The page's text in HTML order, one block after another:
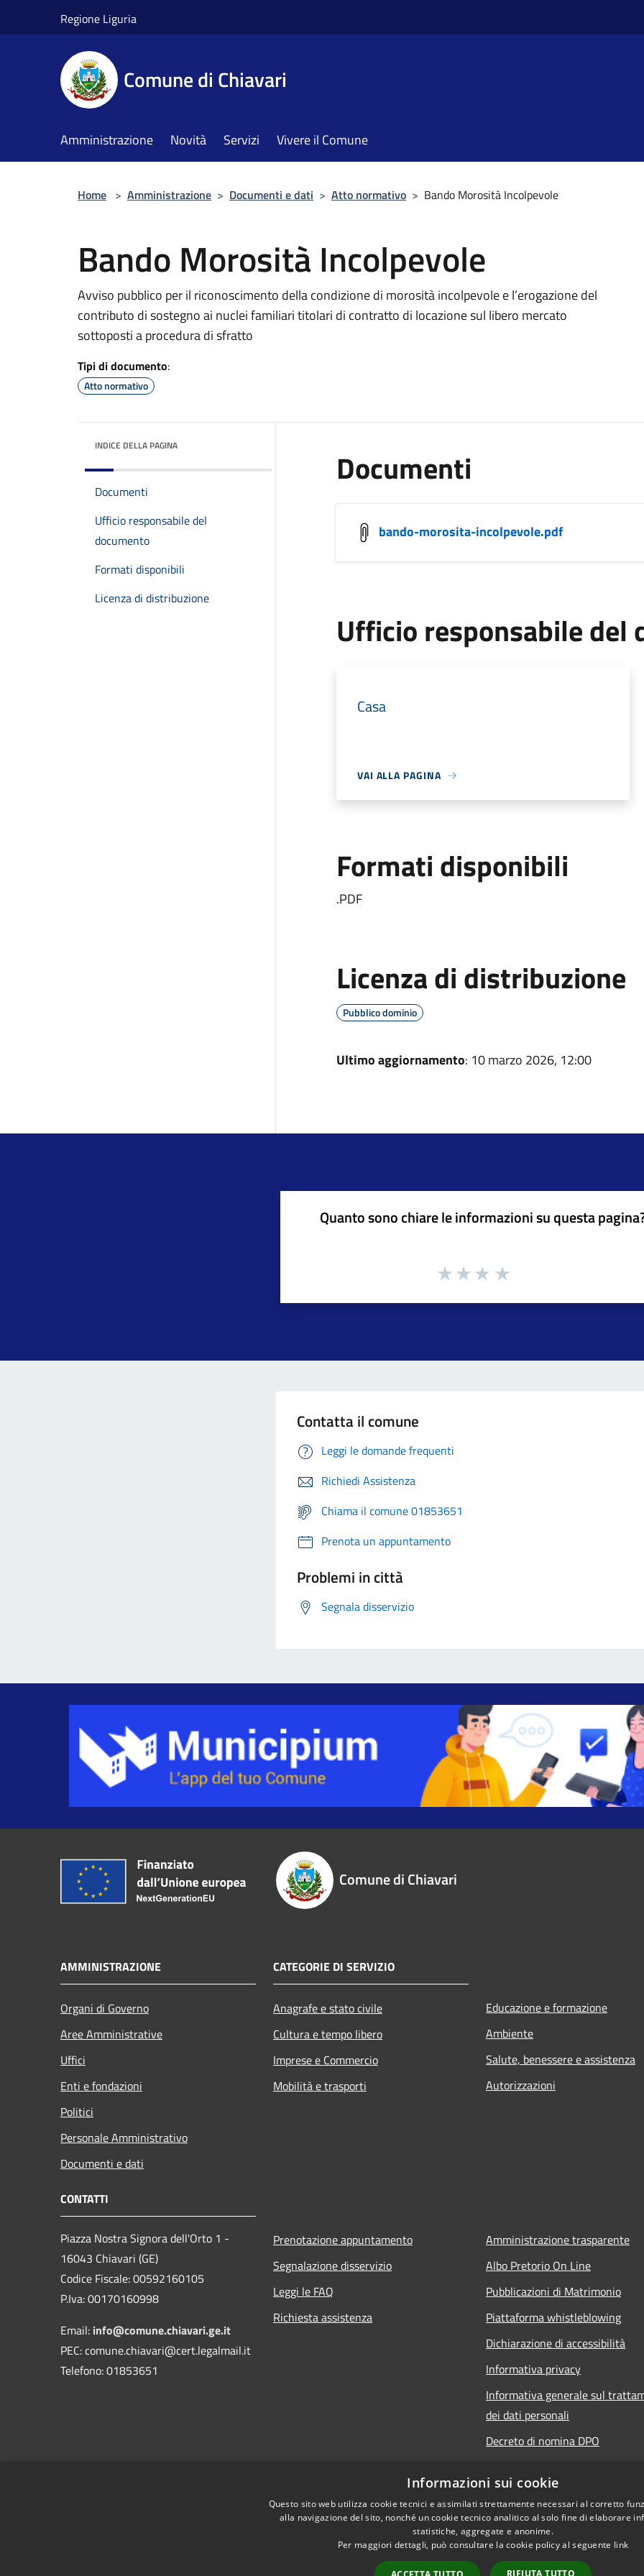
Regione Liguria
Comune di Chiavari
Amministrazione Novità Servizi Vivere il Comune
Home > Amministrazione > Documenti e dati > Atto normativo > Bando Morosità Incolpevole
Bando Morosità Incolpevole
Avviso pubblico per il riconoscimento della condizione di morosità incolpevole e l’erogazione del
contributo di sostegno ai nuclei familiari titolari di contratto di locazione sul libero mercato
sottoposti a procedura di sfratto
Tipi di documento:
Atto normativo
INDICE DELLA PAGINA
Documenti
Ufficio responsabile del
documento
Formati disponibili
Licenza di distribuzione
Documenti
bando-morosita-incolpevole.pdf
Ufficio responsabile del
Casa
VAI ALLA PAGINA
Formati disponibili
.PDF
Licenza di distribuzione
Pubblico dominio
Ultimo aggiornamento: 10 marzo 2026, 12:00
Quanto sono chiare le informazioni su questa
Contatta il comune
Leggi le domande frequenti
Richiedi Assistenza
Chiama il comune 01853651
Prenota un appuntamento
Problemi in città
Segnala disservizio
Comune di Chiavari
AMMINISTRAZIONE
Organi di Governo
Aree Amministrative
Uffici
Enti e fondazioni
Politici
Personale Amministrativo
Documenti e dati
CATEGORIE DI SERVIZIO
Anagrafe e stato civile
Cultura e tempo libero
Imprese e Commercio
Mobilità e trasporti
Educazione e formazione
Ambiente
Salute, benessere e assistenza
Autorizzazioni
CONTATTI
Piazza Nostra Signora dell'Orto 1 -
16043 Chiavari (GE)
Codice Fiscale: 00592160105
P.Iva: 00170160998
Email: info@comune.chiavari.ge.it
PEC: comune.chiavari@cert.legalmail.it
Telefono: 01853651
Prenotazione appuntamento
Segnalazione disservizio
Leggi le FAQ
Richiesta assistenza
Amministrazione trasparente
Albo Pretorio On Line
Pubblicazioni di Matrimonio
Piattaforma whistleblowing
Dichiarazione di accessibilità
Informativa privacy
Informativa generale sul
dei dati personali
Decreto di nomina DPO
Note legali
Informazioni sui cookie
Questo sito web utilizza cookie tecnici e assimilati strettamente necessari al corretto
alla navigazione del sito, nonché un cookie tecnico analitico al solo fine di elaborare
statistiche, aggregate e anonime.
Per maggiori dettagli, può consultare la cookie policy al seguente link
RIFIUTA TUTTO